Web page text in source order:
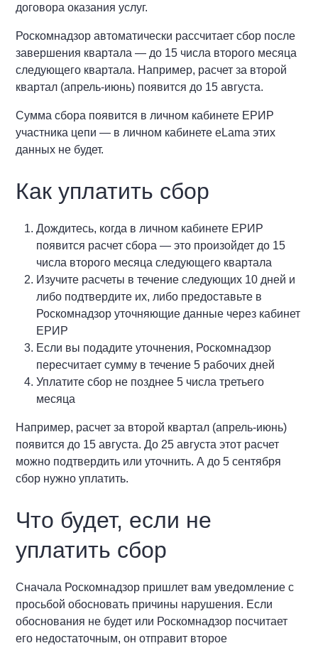
договора оказания услуг.
Роскомнадзор автоматически рассчитает сбор после
завершения квартала — до 15 числа второго месяца
следующего квартала. Например, расчет за второй
квартал (апрель-июнь) появится до 15 августа.
Сумма сбора появится в личном кабинете ЕРИР
участника цепи — в личном кабинете eLama этих
данных не будет.
Как уплатить сбор
Дождитесь, когда в личном кабинете ЕРИР
появится расчет сбора — это произойдет до 15
числа второго месяца следующего квартала
Изучите расчеты в течение следующих 10 дней и
либо подтвердите их, либо предоставьте в
Роскомнадзор уточняющие данные через кабинет
ЕРИР
Если вы подадите уточнения, Роскомнадзор
пересчитает сумму в течение 5 рабочих дней
Уплатите сбор не позднее 5 числа третьего
месяца
Например, расчет за второй квартал (апрель-июнь)
появится до 15 августа. До 25 августа этот расчет
можно подтвердить или уточнить. А до 5 сентября
сбор нужно уплатить.
Что будет, если не
уплатить сбор
Сначала Роскомнадзор пришлет вам уведомление с
просьбой обосновать причины нарушения. Если
обоснования не будет или Роскомнадзор посчитает
его недостаточным, он отправит второе